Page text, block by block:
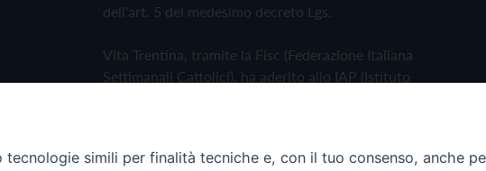
dell'art. 5 del medesimo decreto Lgs.
Vita Trentina, tramite la Fisc (Federazione Italiana
Settimanali Cattolici), ha aderito allo IAP (Istituto
Privacy Policy Cookie Policy
simili per finalità tecniche e, con il tuo consenso, anche